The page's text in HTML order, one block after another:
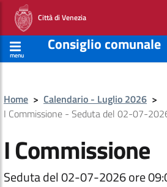
Città di Venezia
menu
Consiglio comunale
Home > Calendario - Luglio 2026 >
I Commissione - Seduta del 02-07-
I Commissione
Seduta del 02-07-2026 ore